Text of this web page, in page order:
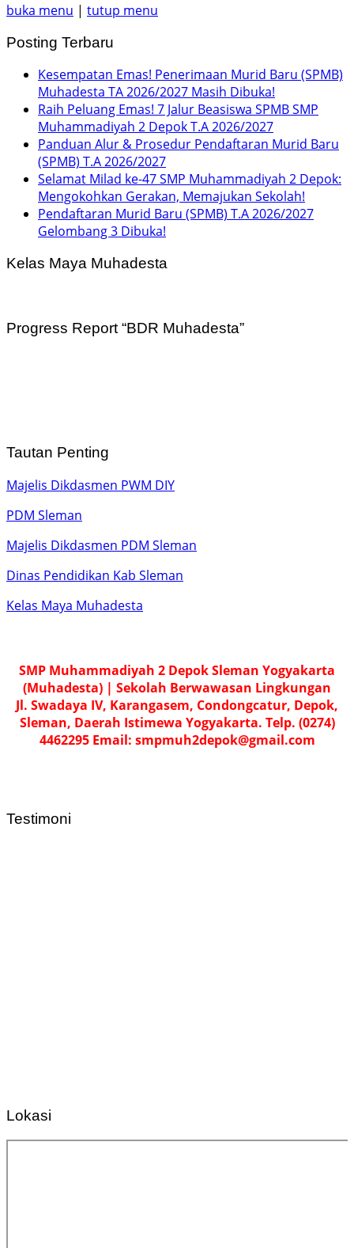
buka menu | tutup menu
Posting Terbaru
Kesempatan Emas! Penerimaan Murid Baru (SPMB)
Muhadesta TA 2026/2027 Masih Dibuka!
Raih Peluang Emas! 7 Jalur Beasiswa SPMB SMP
Muhammadiyah 2 Depok T.A 2026/2027
Panduan Alur & Prosedur Pendaftaran Murid Baru
(SPMB) T.A 2026/2027
Selamat Milad ke-47 SMP Muhammadiyah 2 Depok:
Mengokohkan Gerakan, Memajukan Sekolah!
Pendaftaran Murid Baru (SPMB) T.A 2026/2027
Gelombang 3 Dibuka!
Kelas Maya Muhadesta
Progress Report “BDR Muhadesta”
Tautan Penting
Majelis Dikdasmen PWM DIY
PDM Sleman
Majelis Dikdasmen PDM Sleman
Dinas Pendidikan Kab Sleman
Kelas Maya Muhadesta
SMP Muhammadiyah 2 Depok Sleman Yogyakarta
(Muhadesta) | Sekolah Berwawasan Lingkungan
Jl. Swadaya IV, Karangasem, Condongcatur, Depok,
Sleman, Daerah Istimewa Yogyakarta. Telp. (0274)
4462295 Email: smpmuh2depok@gmail.com
Testimoni
Lokasi